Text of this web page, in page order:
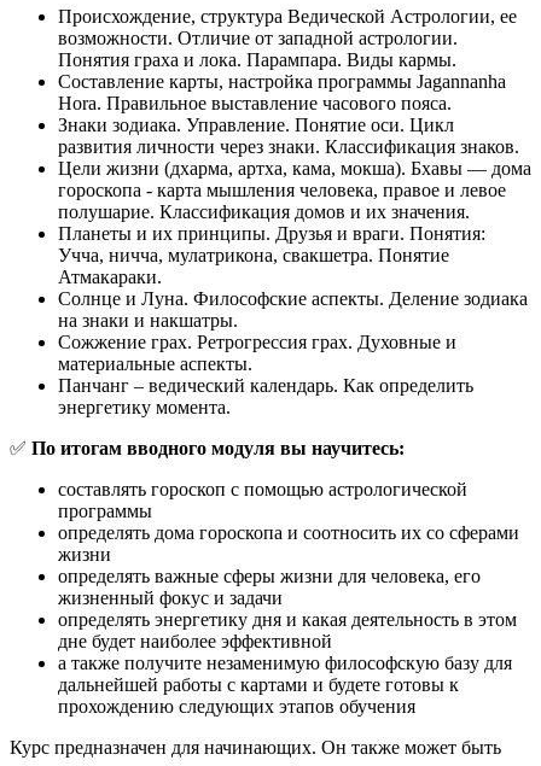
Происхождение, структура Ведической Астрологии, ее
возможности. Отличие от западной астрологии.
Понятия граха и лока. Парампара. Виды кармы.
Составление карты, настройка программы Jagannanha
Hora. Правильное выставление часового пояса.
Знаки зодиака. Управление. Понятие оси. Цикл
развития личности через знаки. Классификация знаков.
Цели жизни (дхарма, артха, кама, мокша). Бхавы — дома
гороскопа - карта мышления человека, правое и левое
полушарие. Классификация домов и их значения.
Планеты и их принципы. Друзья и враги. Понятия:
Учча, ничча, мулатрикона, свакшетра. Понятие
Атмакараки.
Солнце и Луна. Философские аспекты. Деление зодиака
на знаки и накшатры.
Сожжение грах. Ретрогрессия грах. Духовные и
материальные аспекты.
Панчанг – ведический календарь. Как определить
энергетику момента.
✅ По итогам вводного модуля вы научитесь:
составлять гороскоп с помощью астрологической
программы
определять дома гороскопа и соотносить их со сферами
жизни
определять важные сферы жизни для человека, его
жизненный фокус и задачи
определять энергетику дня и какая деятельность в этом
дне будет наиболее эффективной
а также получите незаменимую философскую базу для
дальнейшей работы с картами и будете готовы к
прохождению следующих этапов обучения
Курс предназначен для начинающих. Он также может быть